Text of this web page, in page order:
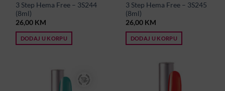
3 Step Hema Free – 3S244
(8ml)
26,00 KM
DODAJ U KORPU
3 Step Hema Free – 3S245
(8ml)
26,00 KM
DODAJ U KORPU